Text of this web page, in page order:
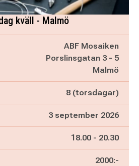
kväll - Malmö
ABF Mosaiken
Porslinsgatan 3 - 5
Malmö
8 (torsdagar)
3 september 2026
Pågår mellan
18.00 - och
20.30
2000:-